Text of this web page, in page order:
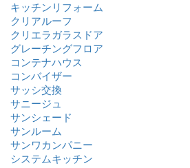
キッチンリフォーム
クリアルーフ
クリエラガラスドア
グレーチングフロア
コンテナハウス
コンバイザー
サッシ交換
サニージュ
サンシェード
サンルーム
サンワカンパニー
システムキッチン